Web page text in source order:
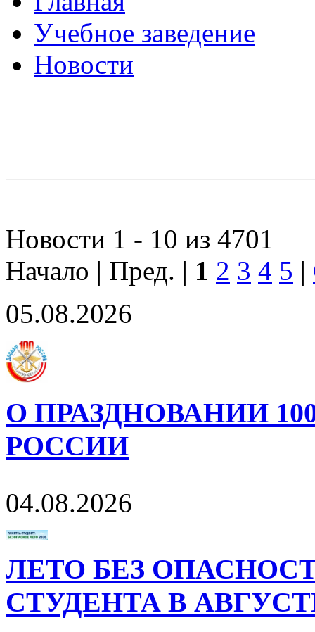
Учебное заведение
Новости
Новости 1 - 10 из 4701
Начало | Пред. | 1 2 3 4 5 |
05.08.2026
О ПРАЗДНОВАНИИ
РОССИИ
04.08.2026
ЛЕТО БЕЗ
СТУДЕНТА В